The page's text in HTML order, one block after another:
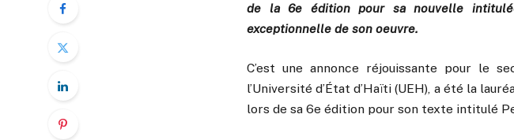
de la 6e édition pour sa nouvelle
exceptionnelle de son oeuvre.
C’est une annonce réjouissante pour le
l’Université d’État d’Haïti (UEH), a été la
lors de sa 6e édition pour son texte intitulé